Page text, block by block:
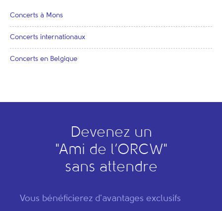
Concerts à Mons
Concerts internationaux
Concerts en Belgique
Devenez un
"Ami de l’ORCW"
sans attendre
Vous bénéficierez d'avantages exclusifs